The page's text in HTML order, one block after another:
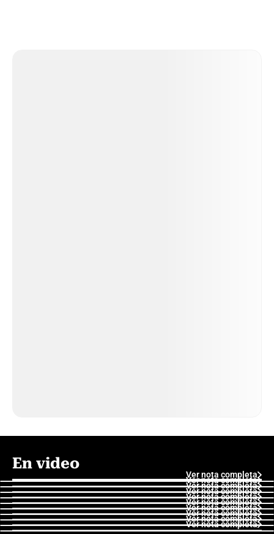
En video
Ver nota completa
Ver nota completa
Ver nota completa
Ver nota completa
Ver nota completa
Ver nota completa
Ver nota completa
Ver nota completa
Ver nota completa
Ver nota completa